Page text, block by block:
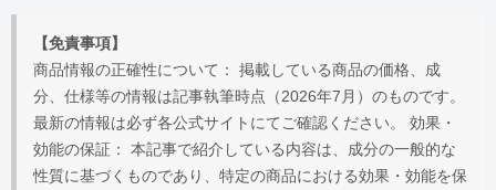
【免責事項】
商品情報の正確性について： 掲載している商品の価格、成
分、仕様等の情報は記事執筆時点（2026年7月）のものです。
最新の情報は必ず各公式サイトにてご確認ください。 効果・
効能の保証： 本記事で紹介している内容は、成分の一般的な
性質に基づくものであり、特定の商品における効果・効能を保